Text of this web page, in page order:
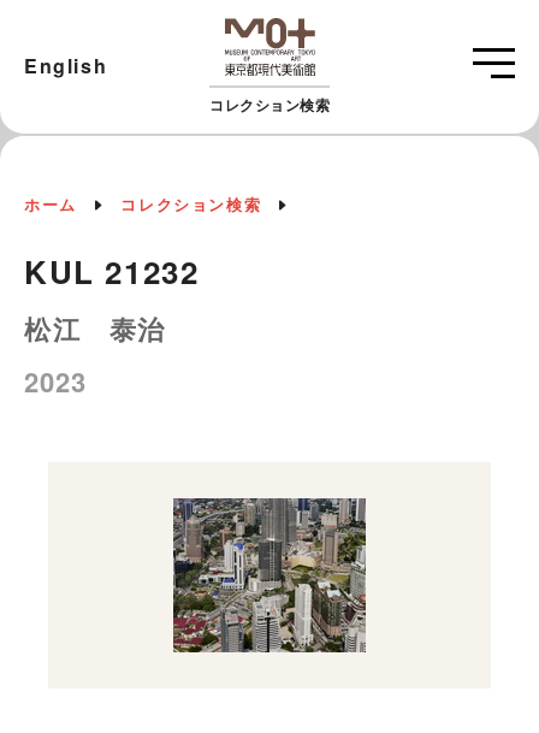
コレクション検索
English
ホーム コレクション検索
KUL 21232
松江 泰治
2023